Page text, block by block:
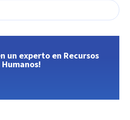
un experto en Recursos
Humanos!